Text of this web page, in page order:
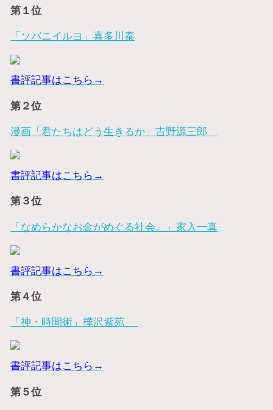
第１位
「ソバニイルヨ」喜多川泰
書評記事はこちら→
第２位
漫画「君たちはどう生きるか」吉野源三郎
書評記事はこちら→
第３位
「なめらかなお金がめぐる社会。」家入一真
書評記事はこちら→
第４位
「神・時間術」樺沢紫苑
書評記事はこちら→
第５位